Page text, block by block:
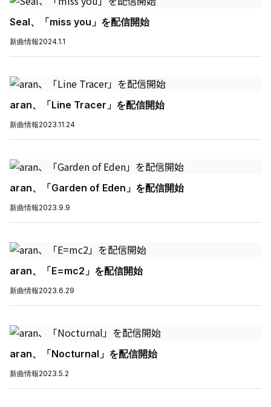
Seal、「miss you」を配信開始
新曲情報2024.1.1
aran、「Line Tracer」を配信開始
新曲情報2023.11.24
aran、「Garden of Eden」を配信開始
新曲情報2023.9.9
aran、「E=mc2」を配信開始
新曲情報2023.6.29
aran、「Nocturnal」を配信開始
新曲情報2023.5.2